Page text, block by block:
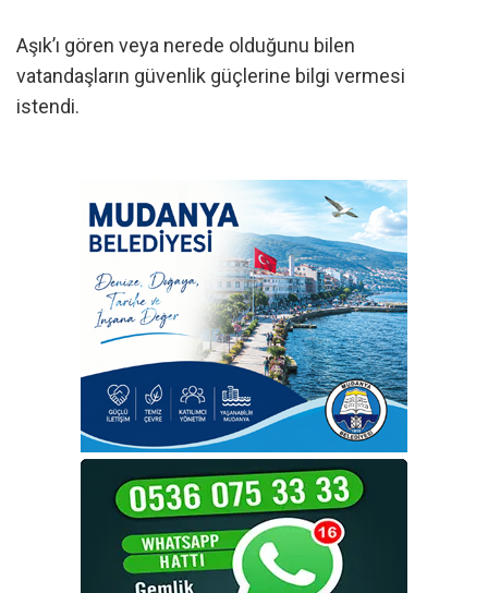
Aşık’ı gören veya nerede olduğunu bilen
vatandaşların güvenlik güçlerine bilgi vermesi
istendi.